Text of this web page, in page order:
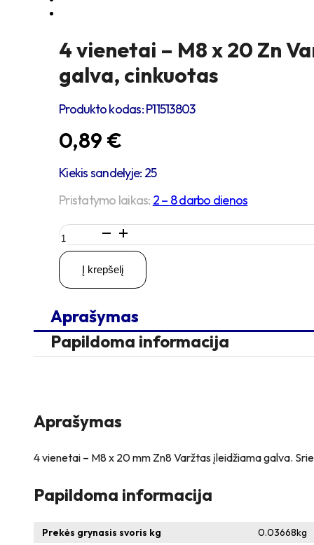
4 vienetai – M8 x 20 Zn
galva, cinkuotas
Produkto kodas:P11513803
0,89 €
Kiekis sandelyje: 25
Pristatymo laikas: 2 – 8 darbo dienos
produkto
kiekis:
4
vienetai
–
x
20
Zn
Varžtas
Į krepšelį
Aprašymas
Papildoma informacija
Aprašymas
4 vienetai – M8 x 20 mm Zn8 Varžtas įleidžiama galva.
Papildoma informacija
Prekės grynasis svoris kg 0.03668kg